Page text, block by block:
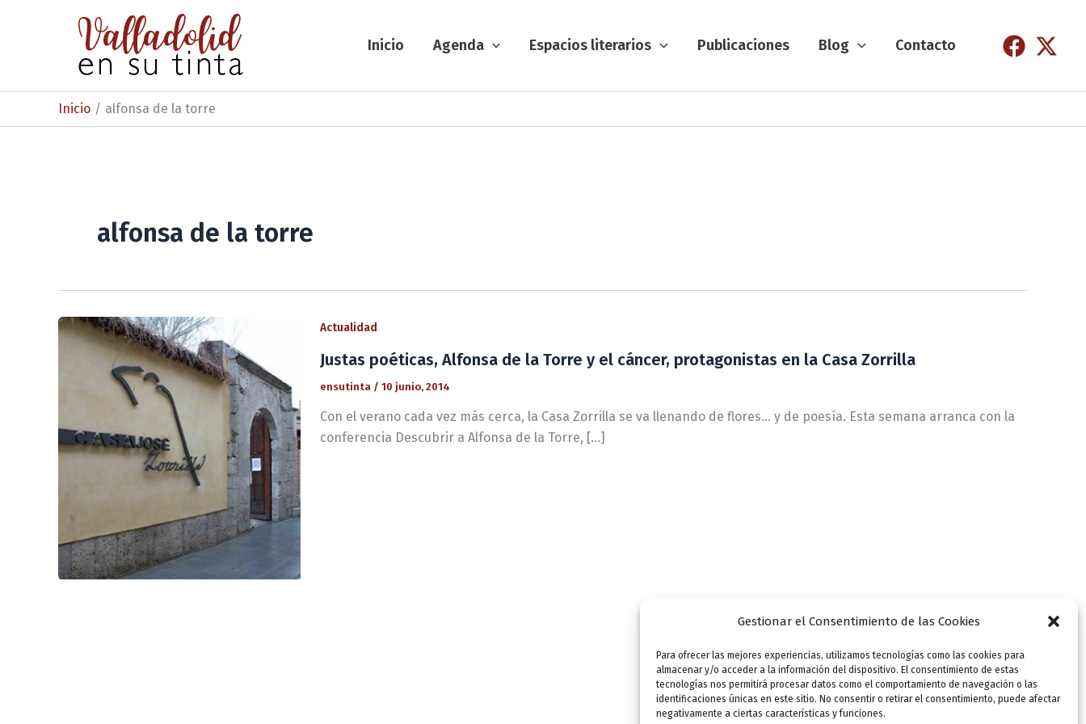
Gestionar el Consentimiento de las Cookies
Para ofrecer las mejores experiencias, utilizamos tecnologías como las cookies para
almacenar y/o acceder a la información del dispositivo. El consentimiento de estas
tecnologías nos permitirá procesar datos como el comportamiento de navegación o las
identificaciones únicas en este sitio. No consentir o retirar el consentimiento, puede afectar
negativamente a ciertas características y funciones.
Inicio Agenda Espacios literarios Publicaciones Blog Contacto
Inicio alfonsa de la torre
alfonsa de la torre
Actualidad
Justas poéticas, Alfonsa de la Torre y el cáncer, protagonistas en la Casa Zorrilla
ensutinta / 10 junio, 2014
Con el verano cada vez más cerca, la Casa Zorrilla se va llenando de flores… y de poesía. Esta semana arranca con la
conferencia Descubrir a Alfonsa de la Torre, […]